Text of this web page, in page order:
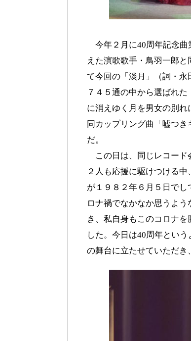
今年２月に40周年記念曲
えた演歌歌手・鳥羽一郎
て今回の「淡月」（詞・永
７４５通の中から選ばれ
に消えゆく月を男女の別れ
同カップリング曲「嘘つ
だ。
この日は、同じレコード
２人も応援に駆けつける
が１９８２年６月５日で
ロナ禍でなかなか思うよ
き、私自身もこのコロナ
した。今日は40周年とい
の舞台に立たせていただき